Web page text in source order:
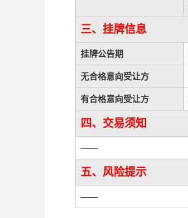
三、挂牌信息
挂牌公告期
无合格意向受让方
有合格意向受让方
四、交易须知
——
五、风险提示
——